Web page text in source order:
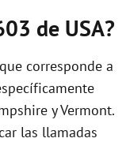
de USA?
corresponde a
y Vermont.
las llamadas